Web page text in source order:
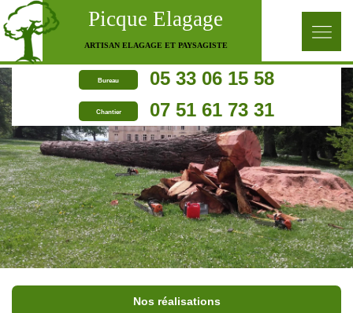
Picque Elagage
ARTISAN ELAGAGE ET PAYSAGISTE
Bureau 05 33 06 15 58
Chantier 07 51 61 73 31
Nos réalisations